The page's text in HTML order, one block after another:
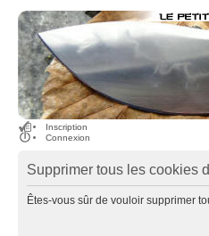
Inscription
Connexion
Supprimer tous les cookies
Êtes-vous sûr de vouloir supprimer